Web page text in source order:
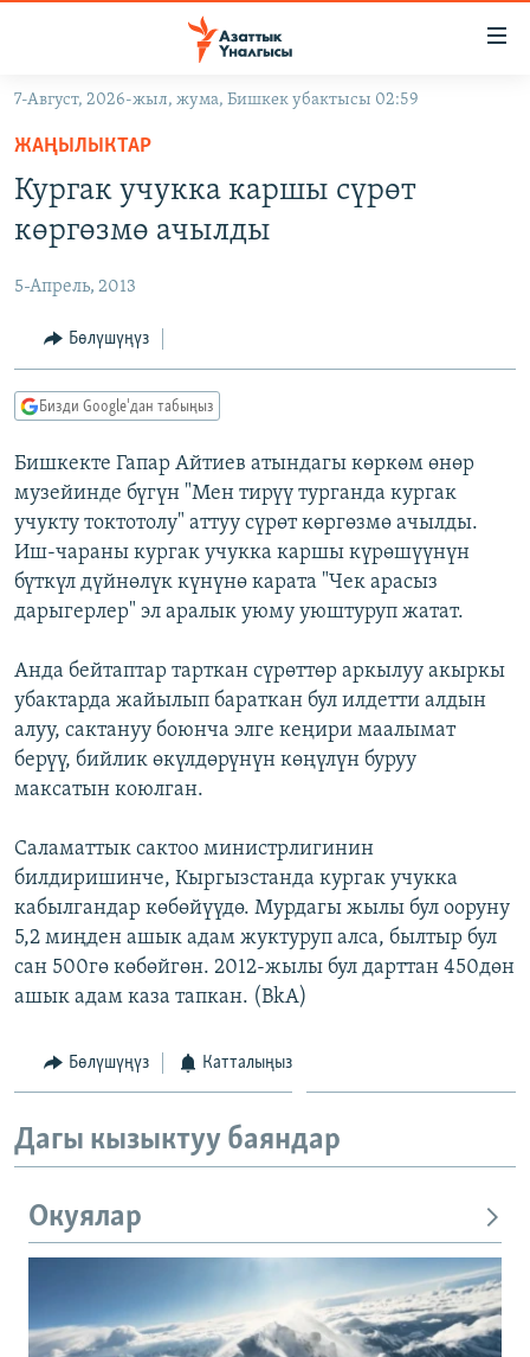
Навигацияга
өтүңүз
Издөөгө
салыңызКЫРГЫЗСТАН
ЭКОНОМИКА
МАДАНИЯТ
ДҮЙНӨ
БОРБОР АЗИЯ
УКРАИНА
АТАЙЫН ИЛИКТӨӨ
ТВ ПРОГРАММАЛАР
ЭКСПЕРТТЕР ТАЛДАЙТ
БИЗ ЖАНА ДҮЙНӨ
ЭЖЕ-СИҢДИЛЕР
АЗАТТЫК+
ӨЗГӨЧӨ ПИКИР
Русский
ОНЛАЙН ШЕРИНЕ
ЭЕ/АРнун бардык сайттары
7-Август, 2026-жыл, жума, Бишкек убактысы 02:59
ЖАҢЫЛЫКТАР
Кургак учукка каршы сүрөт
көргөзмө ачылды
5-Апрель, 2013
Бөлүшүңүз
Бизди Google'дан табыңыз
Бишкекте Гапар Айтиев атындагы көркөм өнөр
музейинде бүгүн "Мен тирүү турганда кургак
учукту токтотолу" аттуу сүрөт көргөзмө ачылды.
Иш-чараны кургак учукка каршы күрөшүүнүн
бүткүл дүйнөлүк күнүнө карата "Чек арасыз
дарыгерлер" эл аралык уюму уюштуруп жатат.
Анда бейтаптар тарткан сүрөттөр аркылуу акыркы
убактарда жайылып бараткан бул илдетти алдын
алуу, сактануу боюнча элге кеңири маалымат
берүү, бийлик өкүлдөрүнүн көңүлүн буруу
максатын коюлган.
Саламаттык сактоо министрлигинин
билдиришинче, Кыргызстанда кургак учукка
кабылгандар көбөйүүдө. Мурдагы жылы бул ооруну
5,2 миңден ашык адам жуктуруп алса, былтыр бул
сан 500гө көбөйгөн. 2012-жылы бул дарттан 450дөн
ашык адам каза тапкан. (BkA)
Бөлүшүңүз Катталыңыз
Дагы кызыктуу баяндар
Окуялар